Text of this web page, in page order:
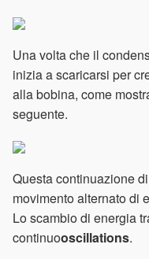
Una volta che il
inizia a scaricarsi per
alla bobina, come
seguente.
Questa continuazione
movimento alternato di
Lo scambio di energia
continuooscillations.